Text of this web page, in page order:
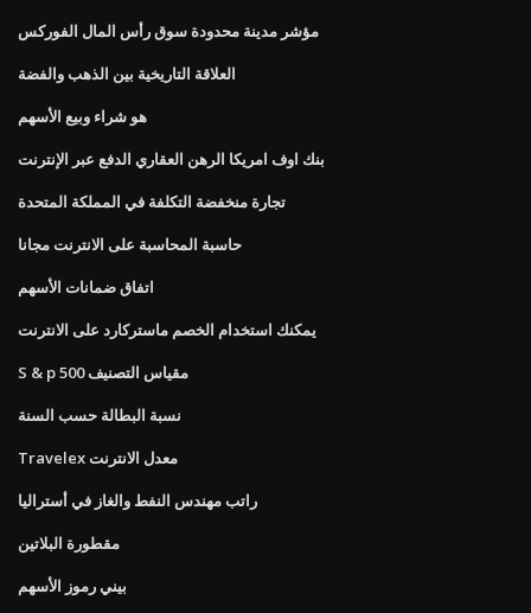
مؤشر مدينة محدودة سوق رأس المال الفوركس
العلاقة التاريخية بين الذهب والفضة
هو شراء وبيع الأسهم
بنك اوف امريكا الرهن العقاري الدفع عبر الإنترنت
تجارة منخفضة التكلفة في المملكة المتحدة
حاسبة المحاسبة على الانترنت مجانا
اتفاق ضمانات الأسهم
يمكنك استخدام الخصم ماستركارد على الانترنت
S & p 500 مقياس التصنيف
نسبة البطالة حسب السنة
Travelex معدل الانترنت
راتب مهندس النفط والغاز في أستراليا
مقطورة البلاتين
بيني رموز الأسهم